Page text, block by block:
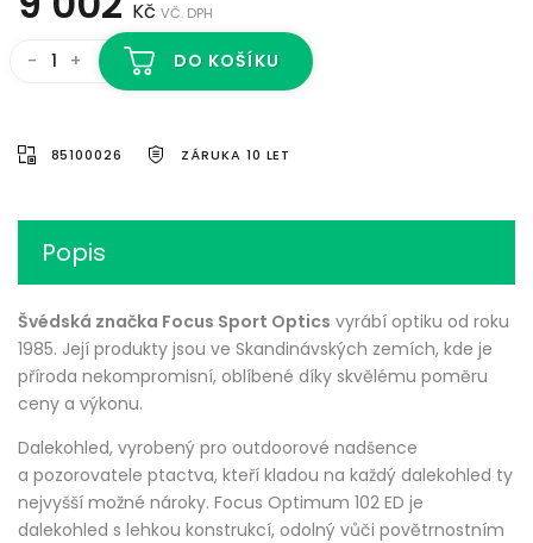
Kč VČ. DPH
- + DO KOŠÍKU
85100026 ZÁRUKA 10 LET
Popis
Švédská značka Focus Sport Optics vyrábí optiku od roku
1985. Její produkty jsou ve Skandinávských zemích, kde je
příroda nekompromisní, oblíbené díky skvělému poměru
ceny a výkonu.
Dalekohled, vyrobený pro outdoorové nadšence
a pozorovatele ptactva, kteří kladou na každý dalekohled ty
nejvyšší možné nároky. Focus Optimum 102 ED je
dalekohled s lehkou konstrukcí, odolný vůči povětrnostním